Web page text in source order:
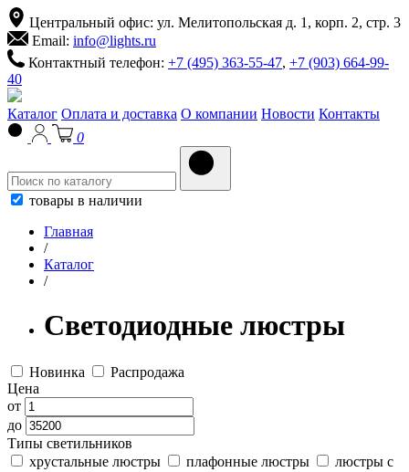
Центральный офис: ул. Мелитопольская д. 1, корп. 2, стр. 3
Email: info@lights.ru
Контактный телефон: +7 (495) 363-55-47, +7 (903) 664-99-
40
Каталог Оплата и доставка О компании Новости Контакты
0
товары в наличии
Главная
/
Каталог
/
Светодиодные люстры
Новинка
Распродажа
Цена
от
до
Типы светильников
хрустальные люстры
плафонные люстры
люстры с